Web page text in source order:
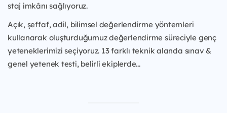
staj imkânı sağlıyoruz.
Açık, şeffaf, adil, bilimsel değerlendirme yöntemleri
kullanarak oluşturduğumuz değerlendirme süreciyle genç
yeteneklerimizi seçiyoruz. 13 farklı teknik alanda sınav &
genel yetenek testi, belirli ekiplerde...